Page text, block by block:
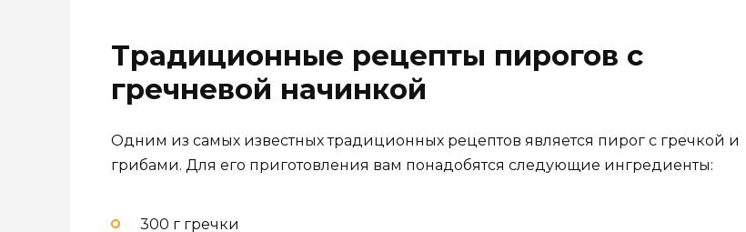
Традиционные рецепты пирогов с
гречневой начинкой
Одним из самых известных традиционных рецептов является пирог с гречкой и
грибами. Для его приготовления вам понадобятся следующие ингредиенты:
300 г гречки